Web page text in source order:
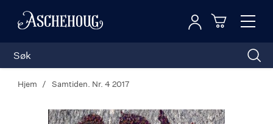
Toggle
Logg inn
Hjem Samtiden. Nr. 4 2017